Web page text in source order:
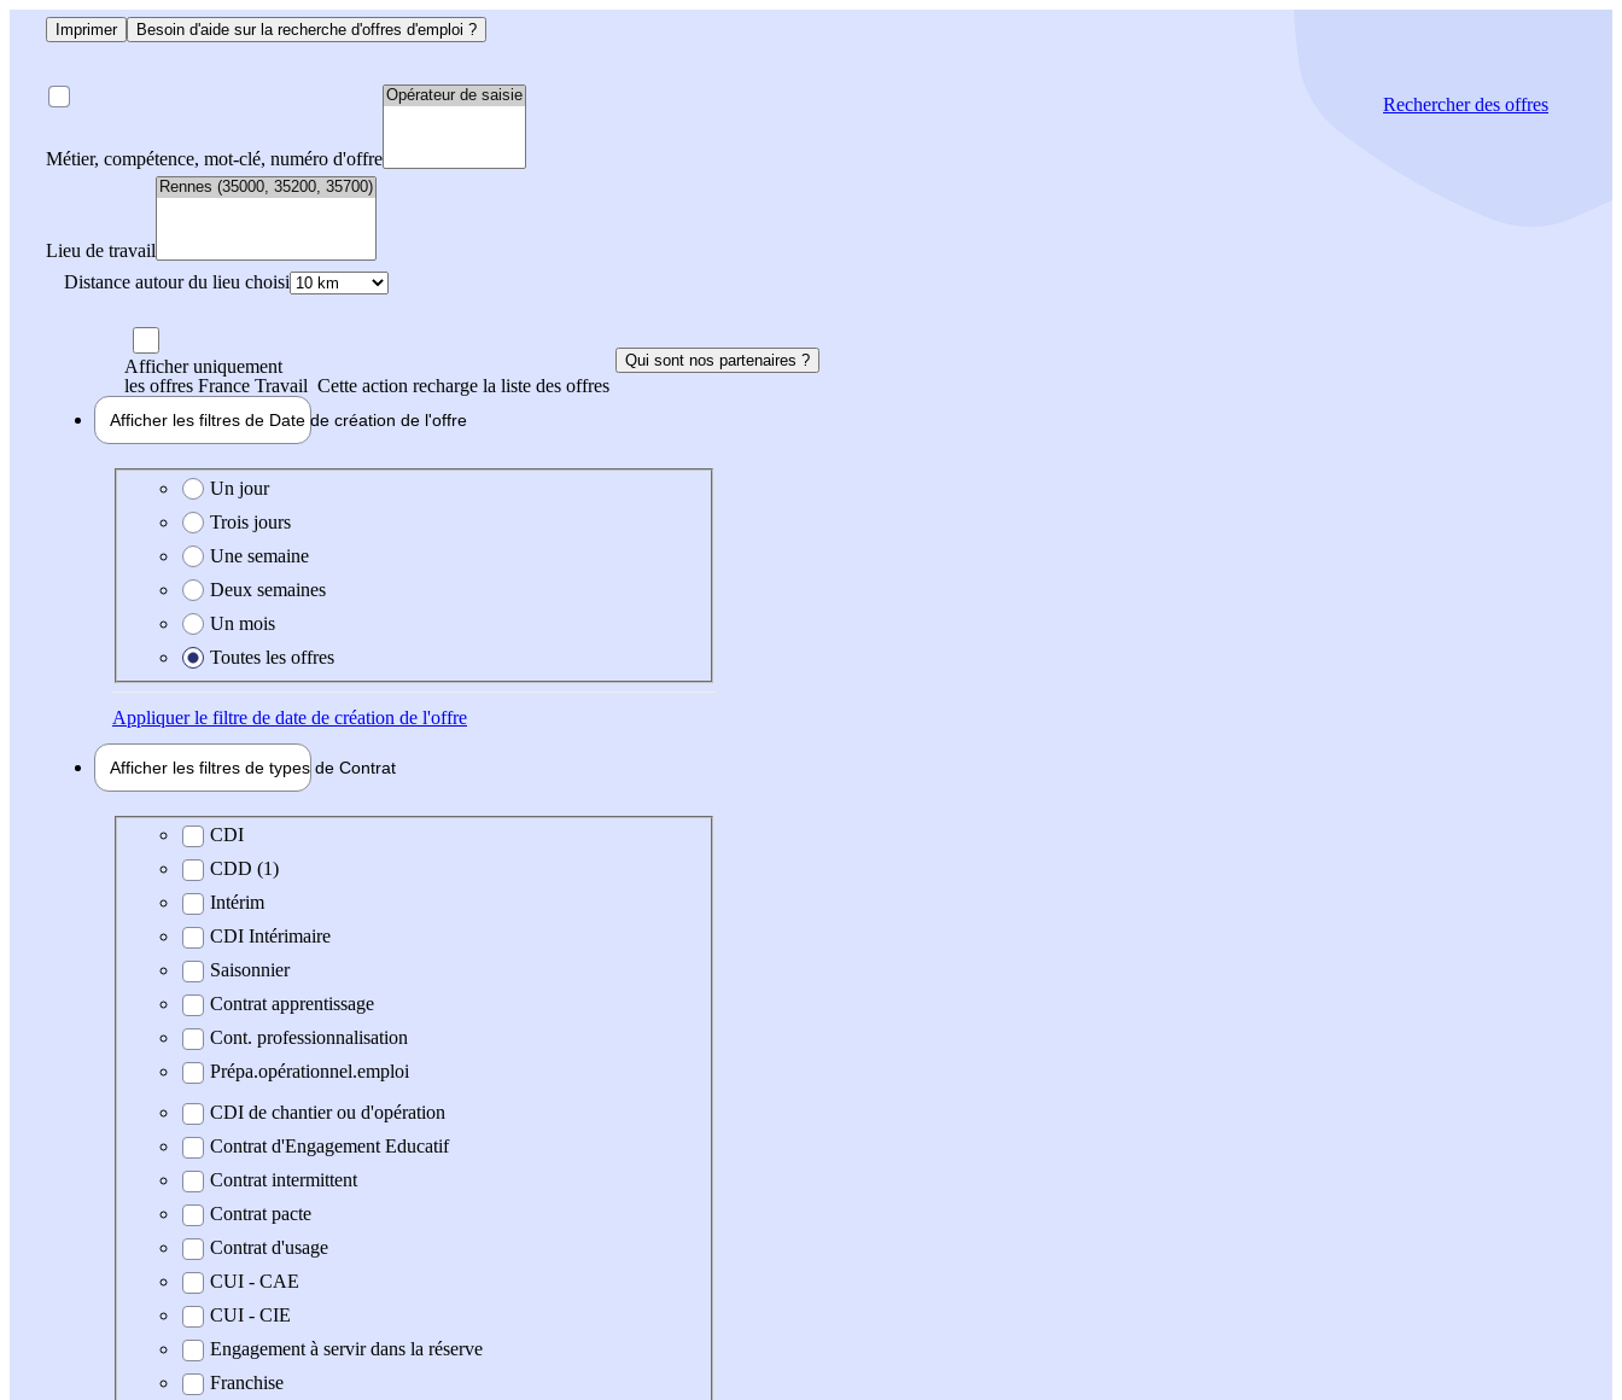
Imprimer Besoin d'aide sur la recherche d'offres d'emploi ?
Métier, compétence, mot-clé, numéro d'offre
Lieu de travail
Distance autour du lieu choisi
Rechercherdes offres
Afficher uniquement
les offres France Travail Cette action recharge la liste des offres
Qui sont nos partenaires ?
Afficher les filtres de Date de création de l'offre
Date de création de l'offre
Un jour
Trois jours
Une semaine
Deux semaines
Un mois
Toutes les offres
Appliquerle filtre de date de création de l'offre
Afficher les filtres de types de Contrat
Type de contrat
CDI
CDD (1)
Intérim
CDI Intérimaire
Saisonnier
Contrat apprentissage
Cont. professionnalisation
Prépa.opérationnel.emploi
CDI de chantier ou d'opération
Contrat d'Engagement Educatif
Contrat intermittent
Contrat pacte
Contrat d'usage
CUI - CAE
CUI - CIE
Engagement à servir dans la réserve
Franchise